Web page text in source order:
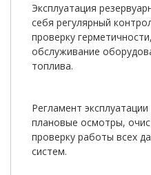
Эксплуатация
себя регулярный
проверку
обслуживание
топлива.
Регламент
плановые осмотры,
проверку работы всех
систем.